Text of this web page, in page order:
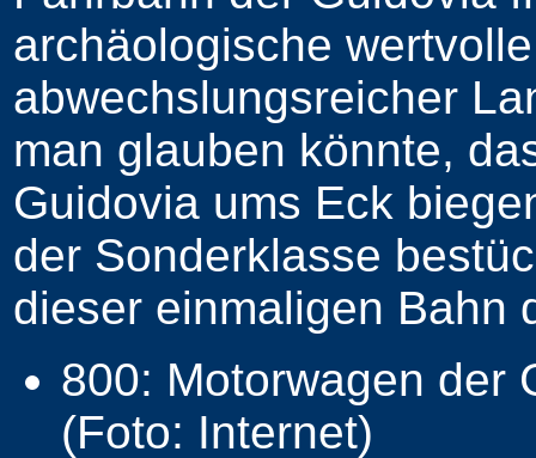
archäologische
abwechslungsreicher
man glauben könnte,
Guidovia ums Eck
der Sonderklasse
dieser einmaligen Bahn
800: Motorwagen der
(Foto: Internet)